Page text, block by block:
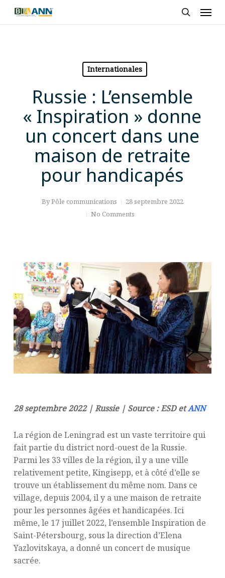
Skip
Internationales
Russie : L’ensemble
« Inspiration » donne
un concert dans une
maison de retraite
pour handicapés
ByPôle communications
28 septembre 2022
No Comments
28 septembre 2022 | Russie | Source : ESD etANN
La région de Leningrad est un vaste territoire qui
fait partie du district nord-ouest de la Russie.
Parmi les 33 villes de la région, il y a une ville
relativement petite, Kingisepp, et à côté d’elle se
trouve un établissement du même nom. Dans ce
village, depuis 2004, il y a une maison de retraite
pour les personnes âgées et handicapées. Ici
même, le 17 juillet 2022, l’ensemble Inspiration de
Saint-Pétersbourg, sous la direction d’Elena
Yazlovitskaya, a donné un concert de musique
sacrée.